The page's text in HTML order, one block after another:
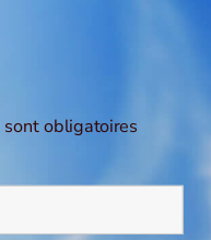
sont obligatoires